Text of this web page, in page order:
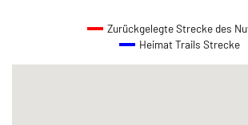
Zurückgelegte Strecke des
Heimat Trails Strecke